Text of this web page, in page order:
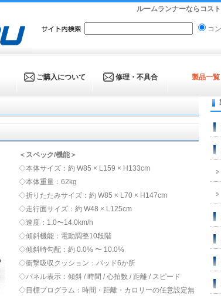
ルームランナーならコス
コ
ご購入について 修理・不具合 製品一覧
＜スペック/機能＞
◇本体サイズ：約 W85 × L159 × H133cm
◇本体重量：62kg
◇折りたたみサイズ：約 W85 × L70 × H147cm
◇走行面サイズ：約 W48 × L125cm
◇速度：1.0〜14.0km/h
◇傾斜機能：電動調整10段階
◇傾斜時勾配：約 0.0% 〜 10.0%
◇衝撃吸収クッション：パッド6か所
◇パネル表示：傾斜 / 時間 / 心拍数 / 距離 / スピード
◇目標プログラム：時間・距離・カロリーの任意設定無